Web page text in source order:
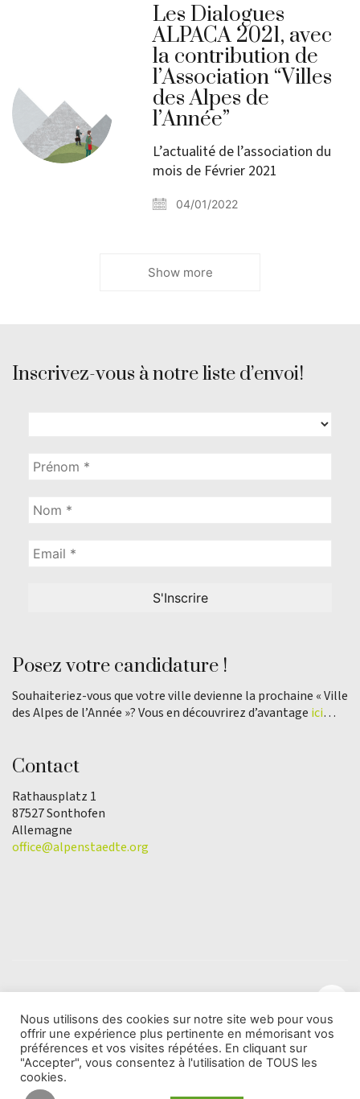
Les Dialogues
ALPACA 2021, avec
la contribution de
l’Association “Villes
des Alpes de
l’Année”
L’actualité de l’association du
mois de Février 2021
04/01/2022
Show more
Inscrivez-vous à notre liste d’envoi!
Posez votre candidature !
Souhaiteriez-vous que votre ville devienne la prochaine « Ville
des Alpes de l’Année »? Vous en découvrirez d’avantage ici…
Contact
Rathausplatz 1
87527 Sonthofen
Allemagne
office@alpenstaedte.org
© Copyright 2025 | L'association Ville des Alpes de
l'Année |Protection des données
Nous utilisons des cookies sur notre site web pour vous
offrir une expérience plus pertinente en mémorisant vos
préférences et vos visites répétées. En cliquant sur
"Accepter", vous consentez à l'utilisation de TOUS les
cookies.